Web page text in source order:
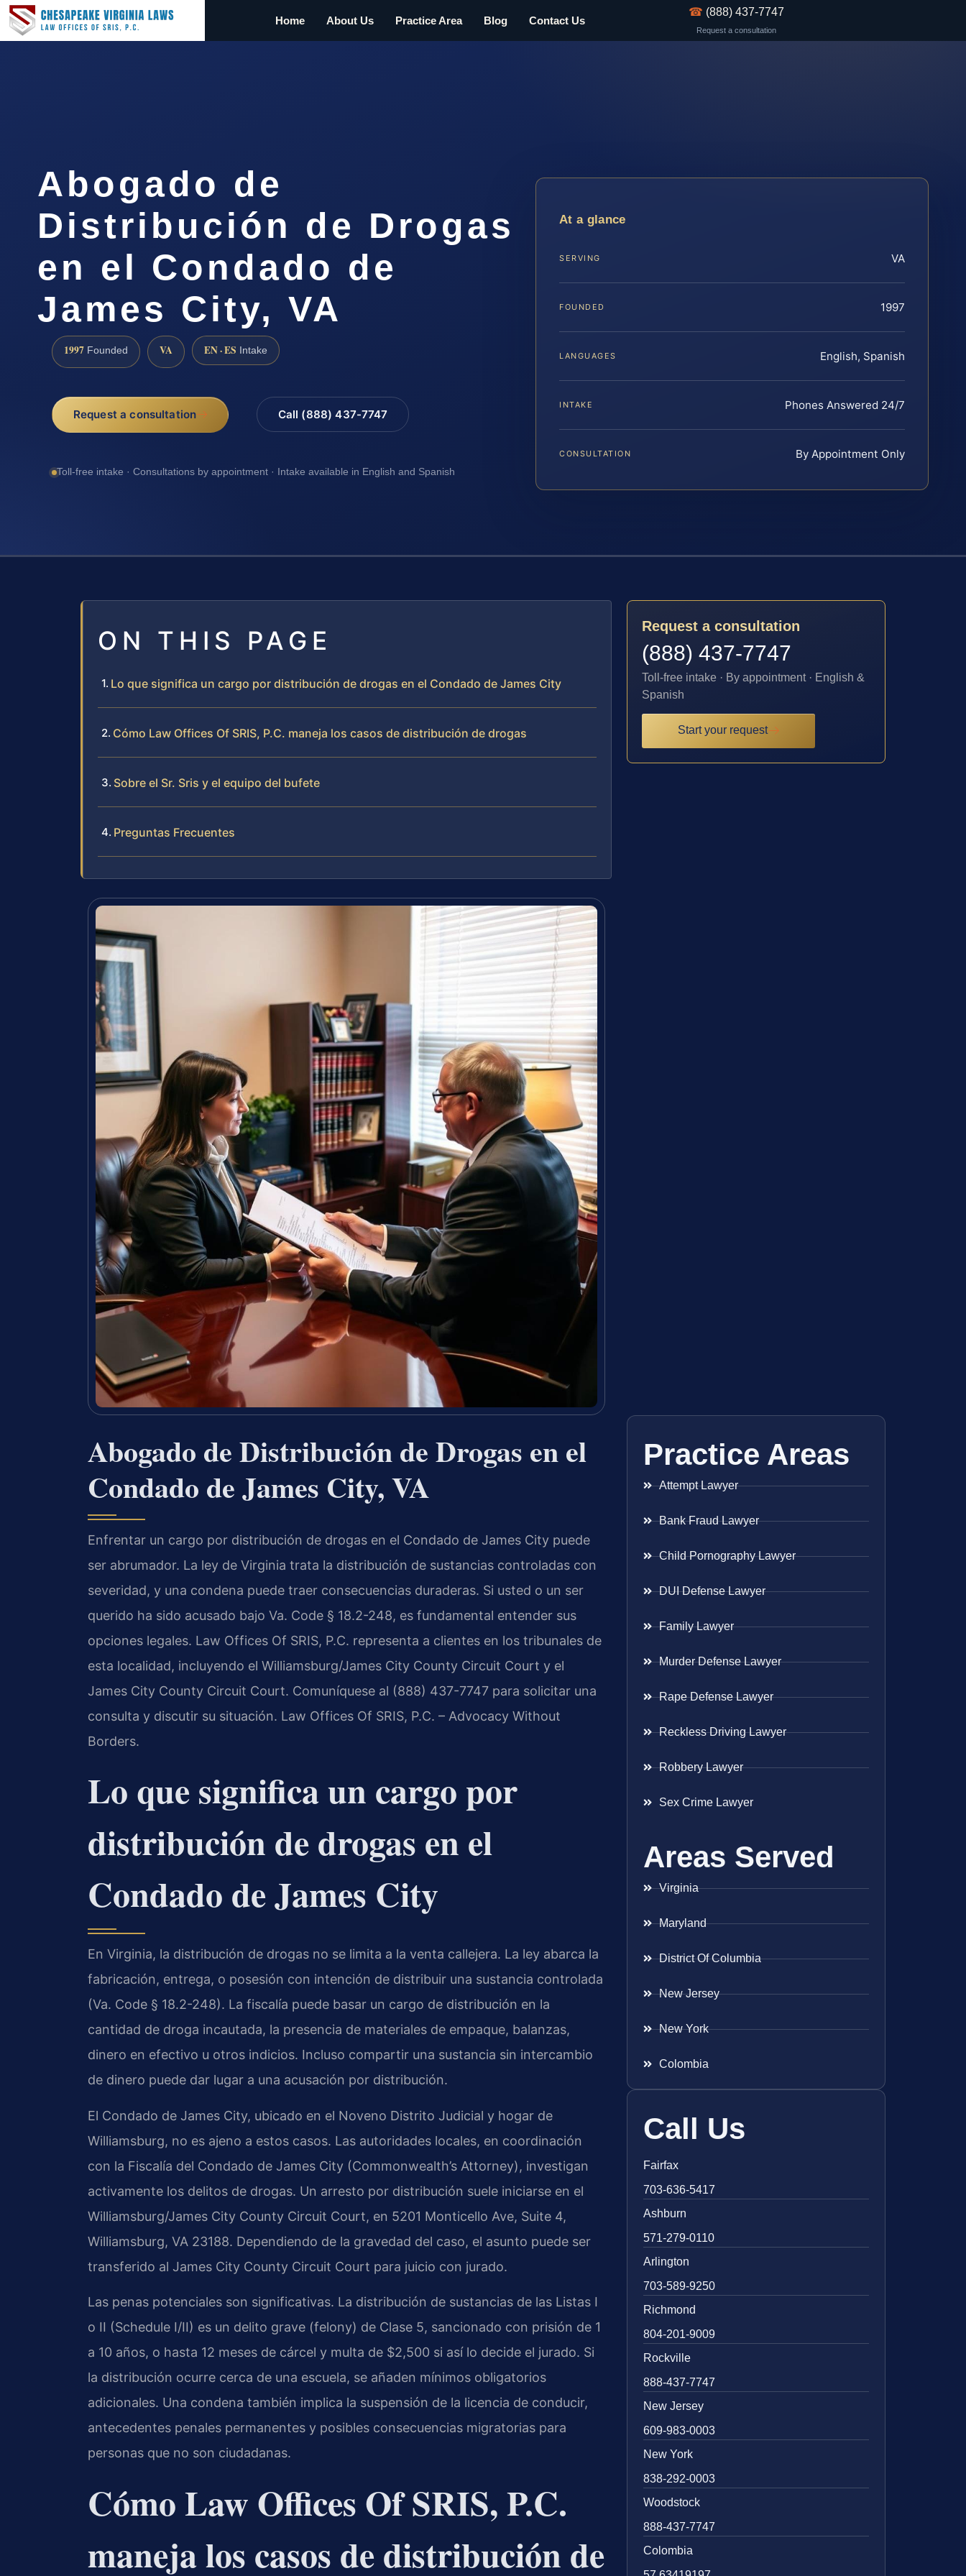
Home About Us Practice Area Blog Contact Us
☎ (888) 437-7747
Request a consultation
Abogado de
Distribución de Drogas
en el Condado de
James City, VA
1997 Founded VA EN · ES Intake
Request a consultation Call (888) 437-7747
Toll-free intake · Consultations by appointment · Intake available in English and Spanish
At a glance
SERVING VA
FOUNDED 1997
LANGUAGES English, Spanish
INTAKE Phones Answered 24/7
CONSULTATION By Appointment Only
ON THIS PAGE
Lo que significa un cargo por distribución de drogas en el Condado de James City
Cómo Law Offices Of SRIS, P.C. maneja los casos de distribución de drogas
Sobre el Sr. Sris y el equipo del bufete
Preguntas Frecuentes
Abogado de Distribución de Drogas en el
Condado de James City, VA
Enfrentar un cargo por distribución de drogas en el Condado de James City puede
ser abrumador. La ley de Virginia trata la distribución de sustancias controladas con
severidad, y una condena puede traer consecuencias duraderas. Si usted o un ser
querido ha sido acusado bajo Va. Code § 18.2-248, es fundamental entender sus
opciones legales. Law Offices Of SRIS, P.C. representa a clientes en los tribunales de
esta localidad, incluyendo el Williamsburg/James City County Circuit Court y el
James City County Circuit Court. Comuníquese al (888) 437-7747 para solicitar una
consulta y discutir su situación. Law Offices Of SRIS, P.C. – Advocacy Without
Borders.
Lo que significa un cargo por
distribución de drogas en el
Condado de James City
En Virginia, la distribución de drogas no se limita a la venta callejera. La ley abarca la
fabricación, entrega, o posesión con intención de distribuir una sustancia controlada
(Va. Code § 18.2-248). La fiscalía puede basar un cargo de distribución en la
cantidad de droga incautada, la presencia de materiales de empaque, balanzas,
dinero en efectivo u otros indicios. Incluso compartir una sustancia sin intercambio
de dinero puede dar lugar a una acusación por distribución.
El Condado de James City, ubicado en el Noveno Distrito Judicial y hogar de
Williamsburg, no es ajeno a estos casos. Las autoridades locales, en coordinación
con la Fiscalía del Condado de James City (Commonwealth’s Attorney), investigan
activamente los delitos de drogas. Un arresto por distribución suele iniciarse en el
Williamsburg/James City County Circuit Court, en 5201 Monticello Ave, Suite 4,
Williamsburg, VA 23188. Dependiendo de la gravedad del caso, el asunto puede ser
transferido al James City County Circuit Court para juicio con jurado.
Las penas potenciales son significativas. La distribución de sustancias de las Listas I
o II (Schedule I/II) es un delito grave (felony) de Clase 5, sancionado con prisión de 1
a 10 años, o hasta 12 meses de cárcel y multa de $2,500 si así lo decide el jurado. Si
la distribución ocurre cerca de una escuela, se añaden mínimos obligatorios
adicionales. Una condena también implica la suspensión de la licencia de conducir,
antecedentes penales permanentes y posibles consecuencias migratorias para
personas que no son ciudadanas.
Cómo Law Offices Of SRIS, P.C.
maneja los casos de distribución de
Request a consultation
(888) 437-7747
Toll-free intake · By appointment · English &
Spanish
Start your request
Practice Areas
Attempt Lawyer
Bank Fraud Lawyer
Child Pornography Lawyer
DUI Defense Lawyer
Family Lawyer
Murder Defense Lawyer
Rape Defense Lawyer
Reckless Driving Lawyer
Robbery Lawyer
Sex Crime Lawyer
Areas Served
Virginia
Maryland
District Of Columbia
New Jersey
New York
Colombia
Call Us
Fairfax
703-636-5417
Ashburn
571-279-0110
Arlington
703-589-9250
Richmond
804-201-9009
Rockville
888-437-7747
New Jersey
609-983-0003
New York
838-292-0003
Woodstock
888-437-7747
Colombia